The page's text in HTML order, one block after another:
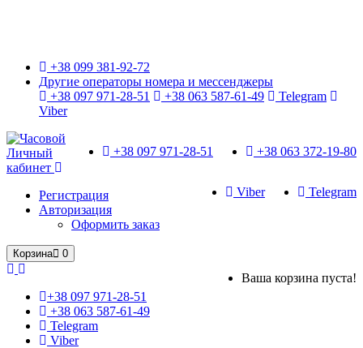
+38 099 381-92-72
Другие операторы номера и мессенджеры
+38 097 971-28-51
+38 063 587-61-49
Telegram
Viber
+38 063 372-19-80
+38 097 971-28-51
Telegram
Viber
Личный
кабинет
Регистрация
Авторизация
Оформить заказ
Корзина 0
Ваша корзина пуста!
+38 097 971-28-51
+38 063 587-61-49
Telegram
Viber